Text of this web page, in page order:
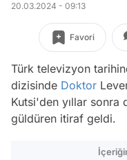
20.03.2024 - 09:13
Favori
Türk televizyon
dizisinde Doktor
Kutsi'den yıllar
güldüren itiraf geldi.